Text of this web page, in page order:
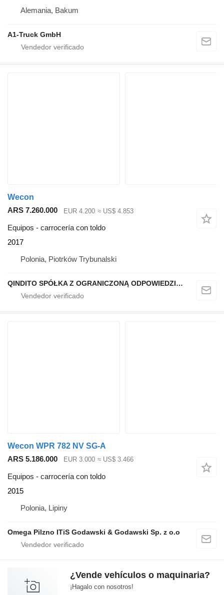
Alemania, Bakum
A1-Truck GmbH
Wecon
ARS 7.260.000
EUR 4.200 ≈ US$ 4.853
Equipos - carrocería con toldo
2017
Polonia, Piotrków Trybunalski
QINDITO SPÓŁKA Z OGRANICZONĄ ODPOWIEDZIALNOŚCIĄ
Wecon WPR 782 NV SG-A
ARS 5.186.000
EUR 3.000 ≈ US$ 3.466
Equipos - carrocería con toldo
2015
Polonia, Lipiny
Omega Pilzno ITiS Godawski & Godawski Sp. z o.o
¿Vende vehículos o maquinaria?
¡Hagalo con nosotros!